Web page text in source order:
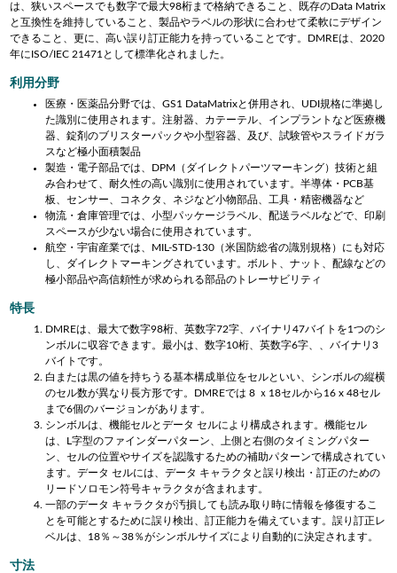
は、狭いスペースでも数字で最大98桁まで格納できること、既存のData Matrix
と互換性を維持していること、製品やラベルの形状に合わせて柔軟にデザイン
できること、更に、高い誤り訂正能力を持っていることです。DMREは、2020
年にISO/IEC 21471として標準化されました。
利用分野
医療・医薬品分野では、GS1 DataMatrixと併用され、UDI規格に準拠し
た識別に使用されます。注射器、カテーテル、インプラントなど医療機
器、錠剤のブリスターパックや小型容器、及び、試験管やスライドガラ
スなど極小面積製品
製造・電子部品では、DPM（ダイレクトパーツマーキング）技術と組
み合わせて、耐久性の高い識別に使用されています。半導体・PCB基
板、センサー、コネクタ、ネジなど小物部品、工具・精密機器など
物流・倉庫管理では、小型パッケージラベル、配送ラベルなどで、印刷
スペースが少ない場合に使用されています。
航空・宇宙産業では、MIL-STD-130（米国防総省の識別規格）にも対応
し、ダイレクトマーキングされています。ボルト、ナット、配線などの
極小部品や高信頼性が求められる部品のトレーサビリティ
特長
DMREは、最大で数字98桁、英数字72字、バイナリ47バイトを1つのシ
ンボルに収容できます。最小は、数字10桁、英数字6字、、バイナリ3
バイトです。
白または黒の値を持ちうる基本構成単位をセルといい、シンボルの縦横
のセル数が異なり長方形です。DMREでは 8 ｘ18セルから16 x 48セル
まで6個のバージョンがあります。
シンボルは、機能セルとデータ セルにより構成されます。機能セル
は、L字型のファインダーパターン、上側と右側のタイミングパター
ン、セルの位置やサイズを認識するための補助パターンで構成されてい
ます。データ セルには、データ キャラクタと誤り検出・訂正のための
リードソロモン符号キャラクタが含まれます。
一部のデータ キャラクタが汚損しても読み取り時に情報を修復するこ
とを可能とするために誤り検出、訂正能力を備えています。誤り訂正レ
ベルは、18％～38％がシンボルサイズにより自動的に決定されます。
寸法